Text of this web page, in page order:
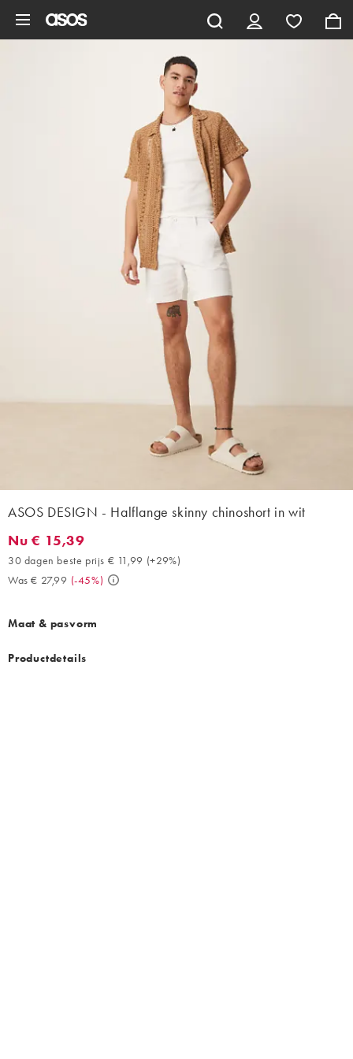
ASOS DESIGN - Halflange skinny chinoshort in wit
Nu € 15,39. 30 dagen beste prijs € 11,99 (+29%). Was € 27,99.
Nu € 15,39
30 dagen beste prijs € 11,99 (+29%)
Was € 27,99 (-45%)
Maat & pasvorm
Productdetails